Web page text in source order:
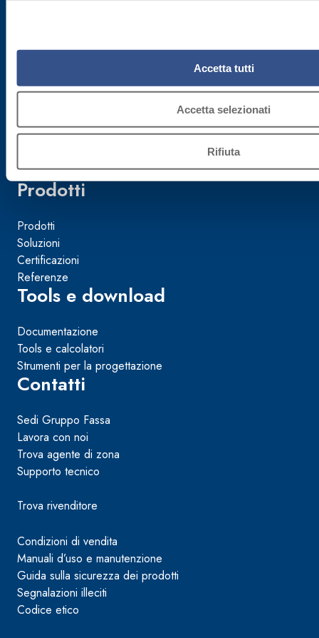
Accetta tutti
Accetta selezionati
Rifiuta
Sostenibilità
FassAcademy
Fassa per lo Sport
News e video
Prodotti
Prodotti
Soluzioni
Certificazioni
Referenze
Tools e download
Documentazione
Tools e calcolatori
Strumenti per la progettazione
Contatti
Sedi Gruppo Fassa
Lavora con noi
Trova agente di zona
Supporto tecnico
Trova rivenditore
Condizioni di vendita
Manuali d’uso e manutenzione
Guida sulla sicurezza dei prodotti
Segnalazioni illeciti
Codice etico